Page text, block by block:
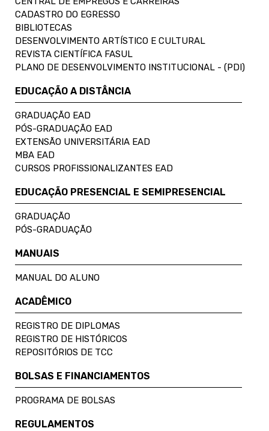
CADASTRO DO EGRESSO
BIBLIOTECAS
DESENVOLVIMENTO ARTÍSTICO E CULTURAL
REVISTA CIENTÍFICA FASUL
PLANO DE DESENVOLVIMENTO INSTITUCIONAL - (PDI)
EDUCAÇÃO A DISTÂNCIA
GRADUAÇÃO EAD
PÓS-GRADUAÇÃO EAD
EXTENSÃO UNIVERSITÁRIA EAD
MBA EAD
CURSOS PROFISSIONALIZANTES EAD
EDUCAÇÃO PRESENCIAL E SEMIPRESENCIAL
GRADUAÇÃO
PÓS-GRADUAÇÃO
MANUAIS
MANUAL DO ALUNO
ACADÊMICO
REGISTRO DE DIPLOMAS
REGISTRO DE HISTÓRICOS
REPOSITÓRIOS DE TCC
BOLSAS E FINANCIAMENTOS
PROGRAMA DE BOLSAS
REGULAMENTOS